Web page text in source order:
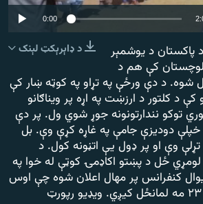
ووبپاڼې
240p
360p
480p
720p
1080p
0:00
د ډاېرېکټ لېنک
پر ۲۳مه د پاکستان د يوشمېر
کې هم د
شوه. د دې ورځې په تړاو په کوټه ښار کې
د کلتور د ارزښت په اړه پر ويناګانو
توکو نندارتونونه جوړ شوي ول. پر دې
خپلې دوديزې جامې په غاړه کړې وې. بل
وې او پر ډول يې اتڼونه کول. د
ځل د پښتو اکاډمۍ کوټې له خوا په
نړيوال کنفرانس پر مهال اعلان شوه چې اوس